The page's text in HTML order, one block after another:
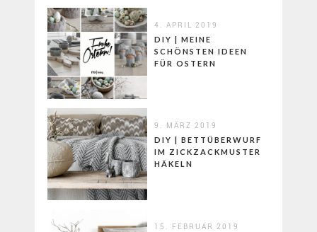
4. APRIL 2019
DIY | MEINE
SCHÖNSTEN IDEEN
FÜR OSTERN
9. MÄRZ 2019
DIY | BETTÜBERWURF
IM ZICKZACKMUSTER
HÄKELN
15. FEBRUAR 2019